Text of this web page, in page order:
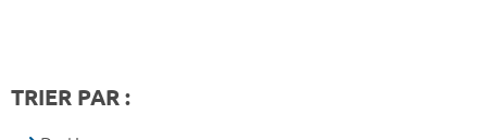
TRIER PAR :